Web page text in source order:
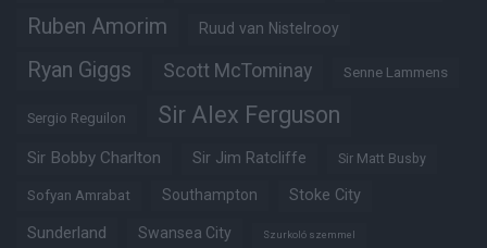
Ruben Amorim Ruud van Nistelrooy
Ryan Giggs Scott McTominay Senne Lammens
Sergio Reguilon Sir Alex Ferguson
Sir Bobby Charlton Sir Jim Ratcliffe Sir Matt Busby
Sofyan Amrabat Southampton Stoke City
Sunderland Swansea City Szurkoló szemmel